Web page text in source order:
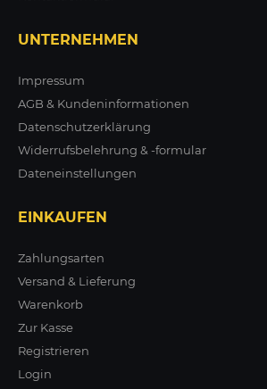
UNTERNEHMEN
Impressum
AGB & Kundeninformationen
Datenschutzerklärung
Widerrufsbelehrung & -formular
Dateneinstellungen
EINKAUFEN
Zahlungsarten
Versand & Lieferung
Warenkorb
Zur Kasse
Registrieren
Login